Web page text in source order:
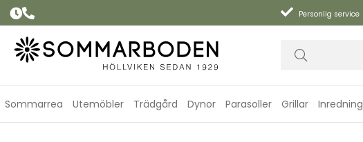
Personlig service
Sommarrea Utemöbler Trädgård Dynor Parasoller Grillar Inredning